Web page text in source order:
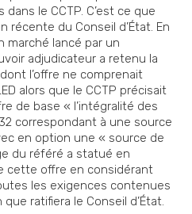
le CCTP. C’est ce que
récente du Conseil d’État. En
marché lancé par un
adjudicateur a retenu la
l’offre ne comprenait
alors que le CCTP précisait
de base « l’intégralité des
correspondant à une source
en option une « source de
du référé a statué en
cette offre en considérant
les exigences contenues
ratifiera le Conseil d’État.